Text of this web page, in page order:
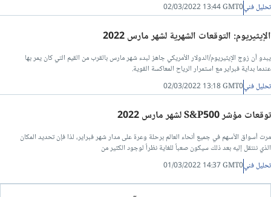
تحليل فني02/03/2022 13:44 GMT0
الإيثيريوم: التوقعات الشهرية لشهر مارس 2022
يبدو أن زوج الإيثيريوم/الدولار الأمريكي جاهز لبدء شهر مارس بالقرب من القيم التي كان يمر بها
عندما بداية فبراير مع استمرار الرياح المعاكسة القوية.
تحليل فني02/03/2022 13:18 GMT0
توقعات مؤشر S&P500 لشهر مارس 2022
مرت أسواق الأسهم في جميع أنحاء العالم برحلة وعرة على مدار شهر فبراير، لذا فإن تحديد المكان
الذي ننتقل إليه بعد ذلك سيكون صعباً للغاية نظراً لوجود الكثير من
تحليل فني01/03/2022 14:37 GMT0